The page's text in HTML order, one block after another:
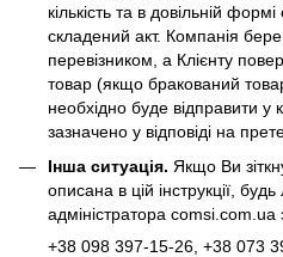
кількість та в довільній
складений акт. Компанія
перевізником, а Клієнту
товар (якщо бракований
необхідно буде відправити
зазначено у відповіді на
Інша ситуація. Якщо Ви
описана в цій інструкції,
адміністратора comsi.com.ua
+38 098 397-15-26 , +38 073